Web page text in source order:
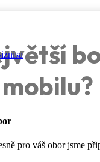
pro váš obor jsme